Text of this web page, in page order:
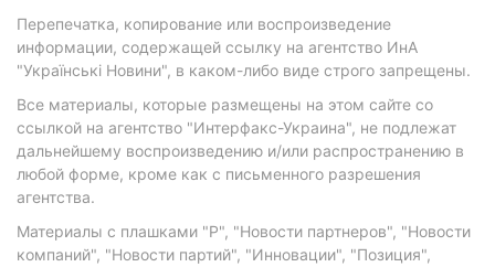
Перепечатка, копирование или воспроизведение
информации, содержащей ссылку на агентство ИнА
"Українські Новини", в каком-либо виде строго запрещены.
Все материалы, которые размещены на этом сайте со
ссылкой на агентство "Интерфакс-Украина", не подлежат
дальнейшему воспроизведению и/или распространению в
любой форме, кроме как с письменного разрешения
агентства.
Материалы с плашками "Р", "Новости партнеров", "Новости
компаний", "Новости партий", "Инновации", "Позиция",